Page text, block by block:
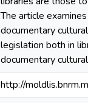
The article
documentary
legislation both in
documentary
http://